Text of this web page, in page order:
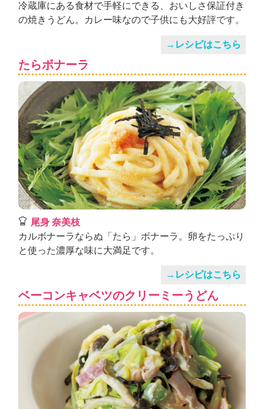
冷蔵庫にある食材で手軽にできる、おいしさ保証付き
の焼きうどん。カレー味なので子供にも大好評です。
→レシピはこちら
たらボナーラ
尾身 奈美枝
カルボナーラならぬ「たら」ボナーラ。卵をたっぷり
と使った濃厚な味に大満足です。
→レシピはこちら
ベーコンキャベツのクリーミーうどん